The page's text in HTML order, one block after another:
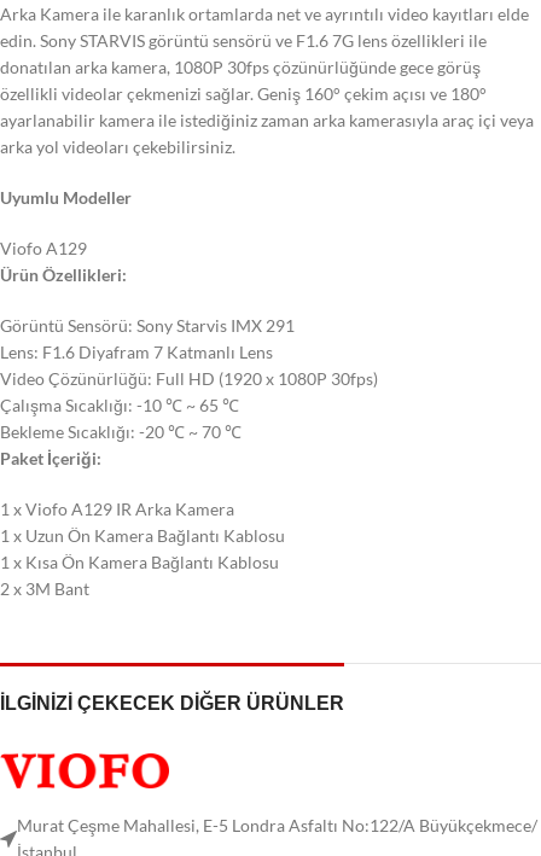
Arka Kamera ile karanlık ortamlarda net ve ayrıntılı video kayıtları elde
edin. Sony STARVIS görüntü sensörü ve F1.6 7G lens özellikleri ile
donatılan arka kamera, 1080P 30fps çözünürlüğünde gece görüş
özellikli videolar çekmenizi sağlar. Geniş 160° çekim açısı ve 180°
ayarlanabilir kamera ile istediğiniz zaman arka kamerasıyla araç içi veya
arka yol videoları çekebilirsiniz.
Uyumlu Modeller
Viofo A129
Ürün Özellikleri:
Görüntü Sensörü: Sony Starvis IMX 291
Lens: F1.6 Diyafram 7 Katmanlı Lens
Video Çözünürlüğü: Full HD (1920 x 1080P 30fps)
Çalışma Sıcaklığı: -10 ℃ ~ 65 ℃
Bekleme Sıcaklığı: -20 ℃ ~ 70 ℃
Paket İçeriği:
1 x Viofo A129 IR Arka Kamera
1 x Uzun Ön Kamera Bağlantı Kablosu
1 x Kısa Ön Kamera Bağlantı Kablosu
2 x 3M Bant
İLGİNİZİ ÇEKECEK DİĞER ÜRÜNLER
Murat Çeşme Mahallesi, E-5 Londra Asfaltı No:122/A Büyükçekmece/
İstanbul